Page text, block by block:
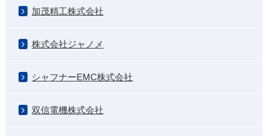
加茂精工株式会社
株式会社ジャノメ
シャフナーEMC株式会社
双信電機株式会社